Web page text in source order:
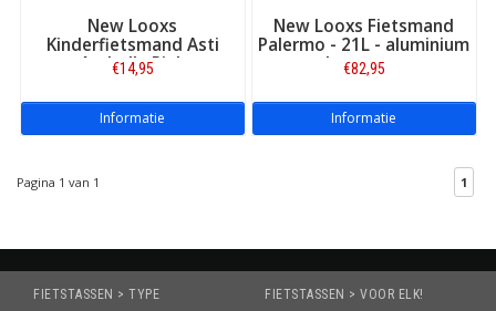
New Looxs
Kinderfietsmand Asti
Arabella Pink
€14,95
Informatie
New Looxs Fietsmand
Palermo - 21L - aluminium
en hout - zwart
€82,95
Informatie
Pagina 1 van 1 1
FIETSTASSEN > TYPE FIETSTASSEN > VOOR ELK!